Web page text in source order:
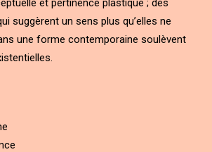
et pertinence plastique ; des
suggèrent un sens plus qu’elles ne
une forme contemporaine soulèvent